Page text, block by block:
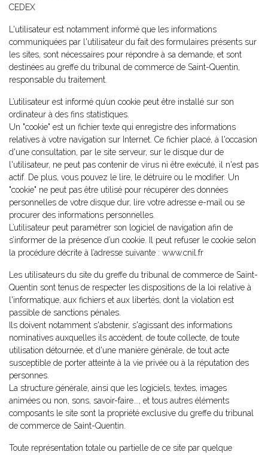
CEDEX
L'utilisateur est notamment informé que les informations
communiquées par l'utilisateur du fait des formulaires présents sur
les sites, sont nécessaires pour répondre à sa demande, et sont
destinées au greffe du tribunal de commerce de Saint-Quentin,
responsable du traitement.
L’utilisateur est informé qu’un cookie peut être installé sur son
ordinateur à des fins statistiques.
Un "cookie" est un fichier texte qui enregistre des informations
relatives à votre navigation sur Internet. Ce fichier placé, à l'occasion
d'une consultation, par le site serveur, sur le disque dur de
l'utilisateur, ne peut pas contenir de virus ni être exécuté, il n'est pas
actif. De plus, vous pouvez le lire, le détruire ou le modifier. Un
"cookie" ne peut pas être utilisé pour récupérer des données
personnelles de votre disque dur, lire votre adresse e-mail ou se
procurer des informations personnelles.
L’utilisateur peut paramétrer son logiciel de navigation afin de
s’informer de la présence d’un cookie. Il peut refuser le cookie selon
la procédure décrite à l’adresse suivante : www.cnil.fr
Les utilisateurs du site du greffe du tribunal de commerce de Saint-
Quentin sont tenus de respecter les dispositions de la loi relative à
l'informatique, aux fichiers et aux libertés, dont la violation est
passible de sanctions pénales.
Ils doivent notamment s'abstenir, s'agissant des informations
nominatives auxquelles ils accèdent, de toute collecte, de toute
utilisation détournée, et d'une manière générale, de tout acte
susceptible de porter atteinte à la vie privée ou à la réputation des
personnes.
La structure générale, ainsi que les logiciels, textes, images
animées ou non, sons, savoir-faire..., et tous autres éléments
composants le site sont la propriété exclusive du greffe du tribunal
de commerce de Saint-Quentin.
Toute représentation totale ou partielle de ce site par quelque